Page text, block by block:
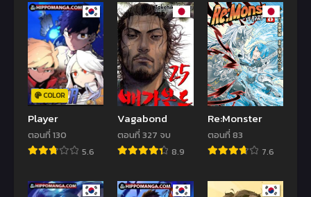
COLOR
Player
ตอนที่ 130
5.6
Vagabond
ตอนที่ 327 จบ
8.9
Re:Monster
ตอนที่ 83
7.6